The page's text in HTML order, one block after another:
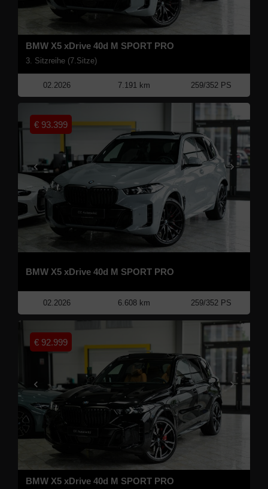
BMW X5 xDrive 40d M SPORT PRO
3. Sitzreihe (7.Sitze)
02.2026 7.191 km 259/352 PS
BMW X5 xDrive 40d M SPORT PRO
€ 93.399
02.2026 6.608 km 259/352 PS
BMW X5 xDrive 40d M SPORT PRO
€ 92.999